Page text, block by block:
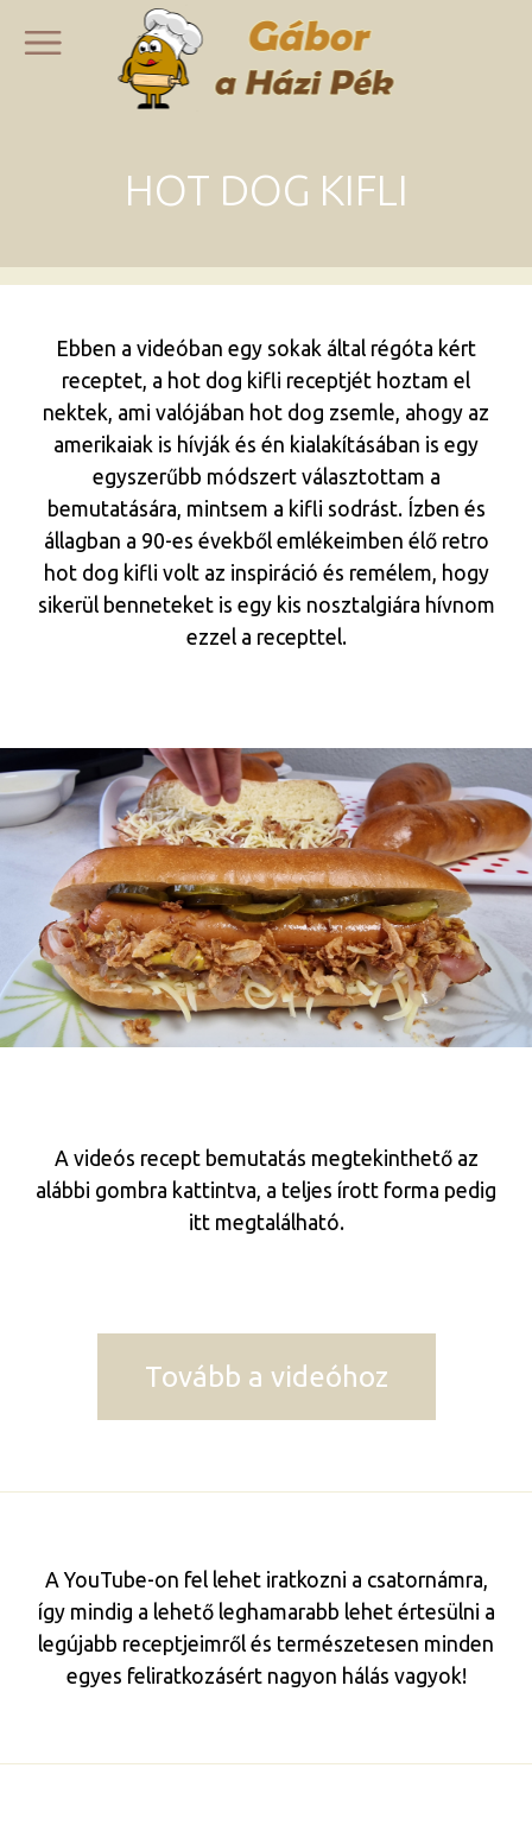
HOT DOG KIFLI
Ebben a videóban egy sokak által régóta kért
receptet, a hot dog kifli receptjét hoztam el
nektek, ami valójában hot dog zsemle, ahogy az
amerikaiak is hívják és én kialakításában is egy
egyszerűbb módszert választottam a
bemutatására, mintsem a kifli sodrást. Ízben és
állagban a 90-es évekből emlékeimben élő retro
hot dog kifli volt az inspiráció és remélem, hogy
sikerül benneteket is egy kis nosztalgiára hívnom
ezzel a recepttel.
A videós recept bemutatás megtekinthető az
alábbi gombra kattintva, a teljes írott forma pedig
itt megtalálható.
Tovább a videóhoz
A YouTube-on fel lehet iratkozni a csatornámra,
így mindig a lehető leghamarabb lehet értesülni a
legújabb receptjeimről és természetesen minden
egyes feliratkozásért nagyon hálás vagyok!